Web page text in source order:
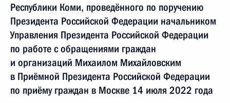
Республики Коми, проведённого по поручению
Президента Российской Федерации начальником
Управления Президента Российской Федерации
по работе с обращениями граждан
и организаций Михаилом Михайловским
в Приёмной Президента Российской Федерации
по приёму граждан в Москве 14 июля 2022 года